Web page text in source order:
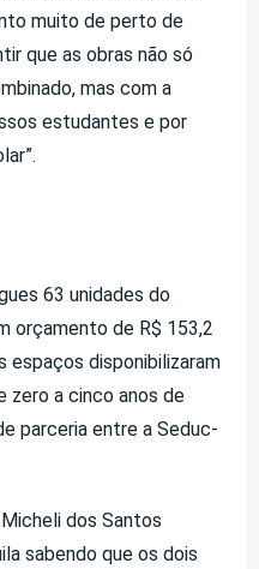
muito de perto de
que as obras não só
mas com a
estudantes e por
63 unidades do
orçamento de R$ 153,2
espaços disponibilizaram
zero a cinco anos de
parceria entre a Seduc-
dos Santos
sabendo que os dois